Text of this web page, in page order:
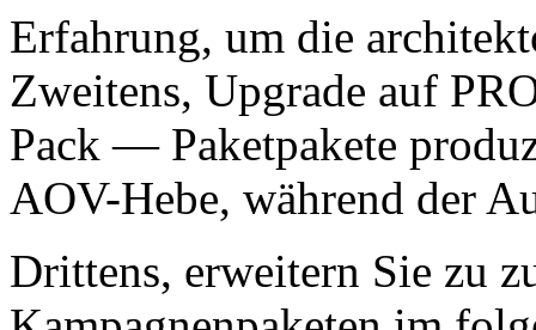
Erfahrung, um die
Zweitens, Upgrade auf
Pack — Paketpakete
AOV-Hebe, während der
Drittens, erweitern Sie zu